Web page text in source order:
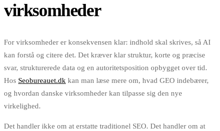
virksomheder
For virksomheder er konsekvensen klar: indhold skal skrives, så AI
kan forstå og citere det. Det kræver klar struktur, korte og præcise
svar, strukturerede data og en autoritetsposition opbygget over tid.
Hos Seobureauet.dk kan man læse mere om, hvad GEO indebærer,
og hvordan danske virksomheder kan tilpasse sig den nye
virkelighed.
Det handler ikke om at erstatte traditionel SEO. Det handler om at